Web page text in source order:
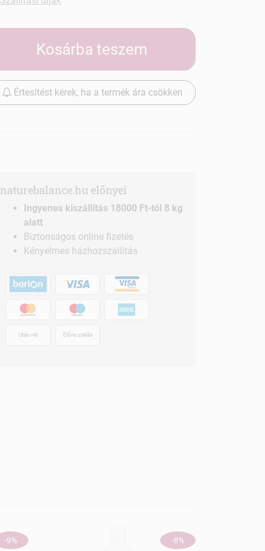
Kosárba teszem
Értesítést kérek, ha a termék ára csökken
naturebalance.hu előnyei
Ingyenes kiszállítás 18000 Ft-tól 8 kg
alatt
Biztonságos online fizetés
Kényelmes házhozszállítás
Utánvét Előre utalás
-9% -8%